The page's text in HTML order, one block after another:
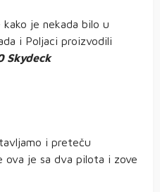
je nekada bilo u
i Poljaci proizvodili
Skydeck
i preteču
ova je sa dva pilota i zove